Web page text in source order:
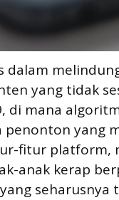
yang tidak
di mana
yang
fitur platform,
anak kerap
seharusnya